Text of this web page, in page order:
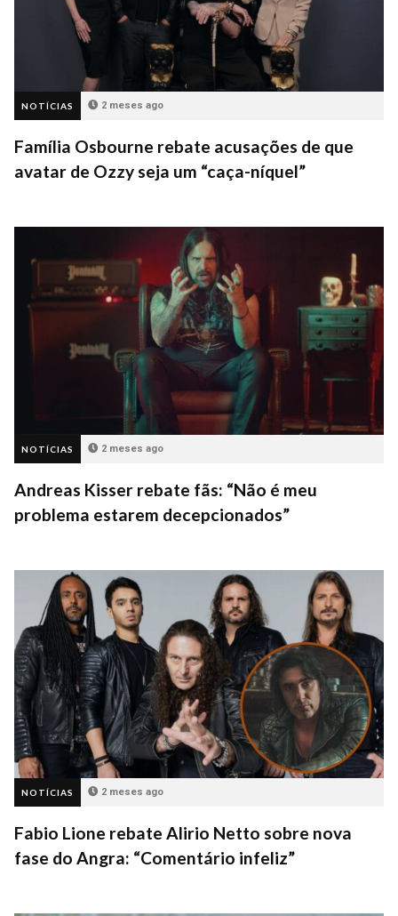
NOTÍCIAS 2 meses ago
Família Osbourne rebate acusações de que
avatar de Ozzy seja um “caça-níquel”
NOTÍCIAS 2 meses ago
Andreas Kisser rebate fãs: “Não é meu
problema estarem decepcionados”
NOTÍCIAS 2 meses ago
Fabio Lione rebate Alirio Netto sobre nova
fase do Angra: “Comentário infeliz”